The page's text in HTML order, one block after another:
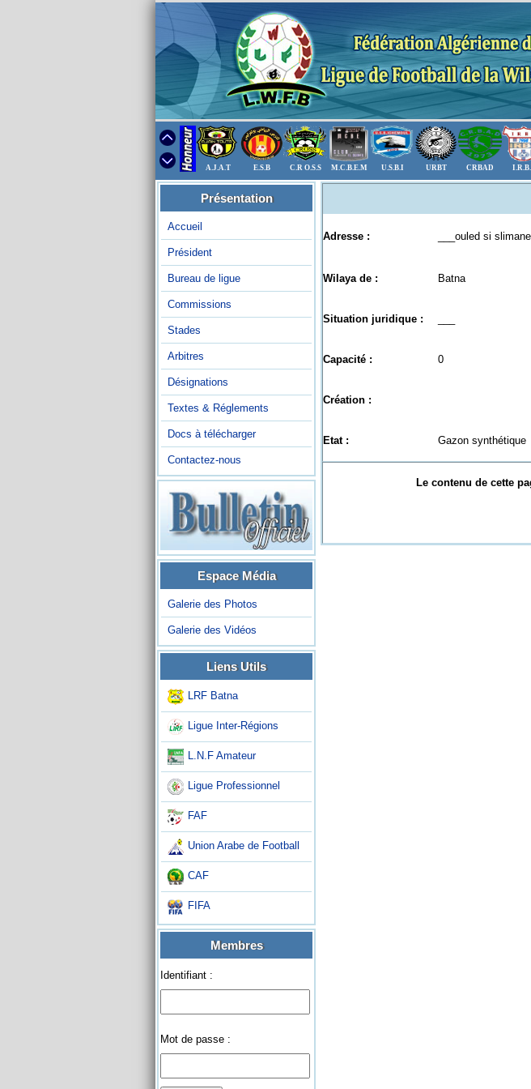
A.J.A.T E.S.B C.R O.S.S M.C.B.E.M U.S.B.I URBT CRBAD
Présentation
Accueil
Président
Bureau de ligue
Commissions
Stades
Arbitres
Désignations
Textes & Réglements
Docs à télécharger
Contactez-nous
Espace Média
Galerie des Photos
Galerie des Vidéos
Liens Utils
LRF Batna
Ligue Inter-Régions
L.N.F Amateur
Ligue Professionnel
FAF
Union Arabe de Football
CAF
FIFA
Membres
Identifiant :
Mot de passe :
Adresse : ___ouled si slimane
Wilaya de : Batna
Situation juridique :
Capacité : 0
Création :
Etat : Gazon synthétique
Le contenu de cette